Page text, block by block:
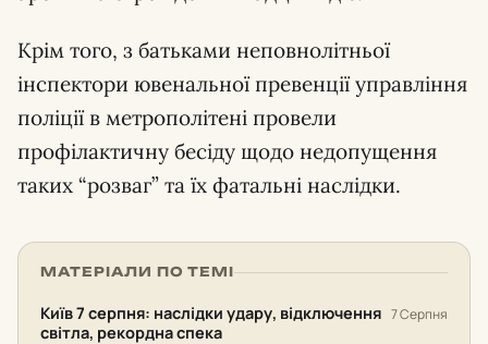
Крім того, з батьками неповнолітньої
інспектори ювенальної превенції управління
поліції в метрополітені провели
профілактичну бесіду щодо недопущення
таких “розваг” та їх фатальні наслідки.
МАТЕРІАЛИ ПО ТЕМІ
Київ 7 серпня: наслідки удару, відключення
світла, рекордна спека
7 Серпня